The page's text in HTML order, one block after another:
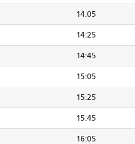
14:05
14:25
14:45
15:05
15:25
15:45
16:05